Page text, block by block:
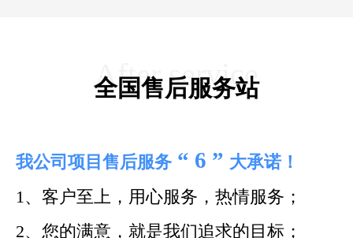
After service
全国售后服务站
我公司项目售后服务 “ 6 ” 大承诺！
1、客户至上，用心服务，热情服务；
2、您的满意，就是我们追求的目标；